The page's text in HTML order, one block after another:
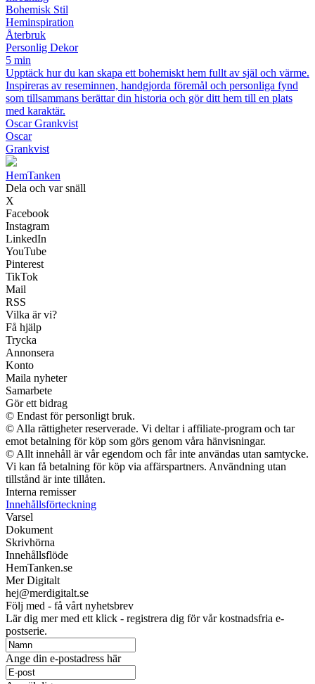
Bohemisk Stil
Heminspiration
Återbruk
Personlig Dekor
5 min
Upptäck hur du kan skapa ett bohemiskt hem fullt av själ och värme.
Inspireras av reseminnen, handgjorda föremål och personliga fynd
som tillsammans berättar din historia och gör ditt hem till en plats
med karaktär.
Oscar Grankvist
Oscar
Grankvist
HemTanken
Dela och var snäll
X
Facebook
Instagram
LinkedIn
YouTube
Pinterest
TikTok
Mail
RSS
Vilka är vi?
Få hjälp
Trycka
Annonsera
Konto
Maila nyheter
Samarbete
Gör ett bidrag
© Endast för personligt bruk.
© Alla rättigheter reserverade. Vi deltar i affiliate-program och tar
emot betalning för köp som görs genom våra hänvisningar.
© Allt innehåll är vår egendom och får inte användas utan samtycke.
Vi kan få betalning för köp via affärspartners. Användning utan
tillstånd är inte tillåten.
Interna remisser
Innehållsförteckning
Varsel
Dokument
Skrivhörna
Innehållsflöde
HemTanken.se
Mer Digitalt
hej@merdigitalt.se
Följ med - få vårt nyhetsbrev
Lär dig mer med ett klick - registrera dig för vår kostnadsfria e-
postserie.
Ange din e-postadress här